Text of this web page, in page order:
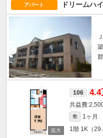
アパート ドリームハ
106 4.4
敷 1ヶ月
1階 1K（